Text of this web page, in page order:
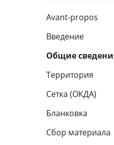
Avant-propos
Введение
Общие
Территория
Сетка (ОКДА)
Бланковка
Сбор материала